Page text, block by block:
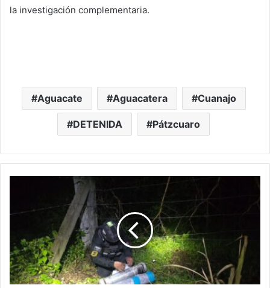
la investigación complementaria.
Aguacate Aguacatera Cuanajo
DETENIDA Pátzcuaro
Explosivos
Hechizos
En